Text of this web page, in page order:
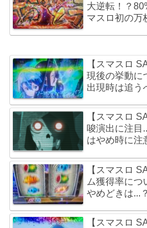
大逆転！？
マスロ初の万
【スマスロ
現後の挙動に
出現時は追う
【スマスロ
唆演出に注目
はやめ時に注
【スマスロ
ム獲得率につ
やめどきは...？
【スマスロ